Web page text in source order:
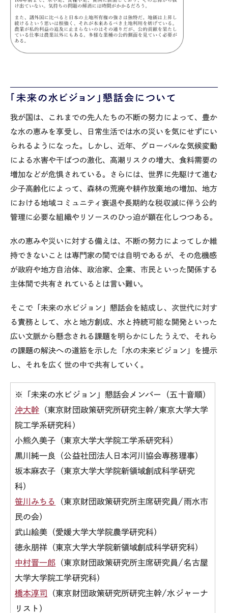
「未来の水ビジョン」懇話会について
我が国は、これまでの先人たちの不断の努力によって、豊か
な水の恵みを享受し、日常生活では水の災いを気にせずにい
られるようになった。しかし、近年、グローバルな気候変動
による水害や干ばつの激化、高潮リスクの増大、食料需要の
増加などが危惧されている。さらには、世界に先駆けて進む
少子高齢化によって、森林の荒廃や耕作放棄地の増加、地方
における地域コミュニティ衰退や長期的な税収減に伴う公的
管理に必要な組織やリソースのひっ迫が顕在化しつつある。
水の恵みや災いに対する備えは、不断の努力によってしか維
持できないことは専門家の間では自明であるが、その危機感
が政府や地方自治体、政治家、企業、市民といった関係する
主体間で共有されているとは言い難い。
そこで「未来の水ビジョン」懇話会を結成し、次世代に対す
る責務として、水と地方創成、水と持続可能な開発といった
広い文脈から懸念される課題を明らかにしたうえで、それら
の課題の解決への道筋を示した「水の未来ビジョン」を提示
し、それを広く世の中で共有していく。
※「未来の水ビジョン」懇話会メンバー（五十音順）
沖大幹 （東京財団政策研究所研究主幹/東京大学大学
院工学系研究科）
小熊久美子（東京大学大学院工学系研究科）
黒川純一良（公益社団法人日本河川協会専務理事）
坂本麻衣子（東京大学大学院新領域創成科学研究
科）
笹川みちる
（東京財団政策研究所主席研究員/雨水市
民の会）
武山絵美（愛媛大学大学院農学研究科）
徳永朋祥（東京大学大学院新領域創成科学研究科）
中村晋一郎 （東京財団政策研究所主席研究員/名古屋
大学大学院工学研究科）
橋本淳司
（東京財団政策研究所研究主幹/水ジャーナ
リスト）